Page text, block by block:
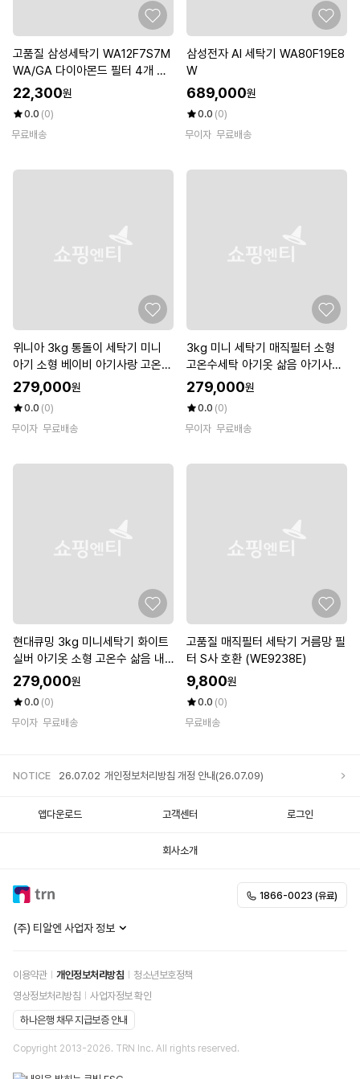
고품질 삼성세탁기 WA12F7S7M
WA/GA 다이아몬드 필터 4개 세
트 (WCB46C2)
22,300원
0.0 (0)
무료배송
삼성전자 AI 세탁기 WA80F19E8
W
689,000원
0.0 (0)
무이자 무료배송
위니아 3kg 통돌이 세탁기 미니
아기 소형 베이비 아기사랑 고온수
세탁 EWF03WGS(A)
279,000원
0.0 (0)
무이자 무료배송
3kg 미니 세탁기 매직필터 소형
고온수세탁 아기옷 삶음 아기사랑
3키로 EWF03WGW(A)
279,000원
0.0 (0)
무이자 무료배송
현대큐밍 3kg 미니세탁기 화이트
실버 아기옷 소형 고온수 삶음 내
부스텐 다용도 세탁기 QWFE03T
279,000원
0.0 (0)
무이자 무료배송
고품질 매직필터 세탁기 거름망 필
터 S사 호환 (WE9238E)
9,800원
0.0 (0)
무료배송
NOTICE 26.07.02 개인정보처리방침 개정 안내(26.07.09)
앱다운로드 고객센터 로그인
회사소개
(주) 티알엔 사업자 정보
이용약관 개인정보처리방침
청소년보호정책
영상정보처리방침
사업자정보 확인
하나은행 채무 지급보증 안내
Copyright 2013-2026. TRN Inc. All rights reserved.
1866-0023 (유료)